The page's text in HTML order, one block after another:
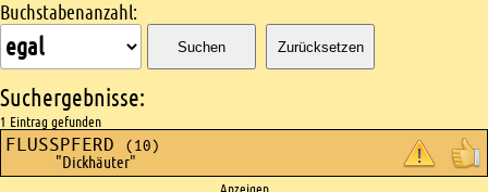
Buchstabenanzahl:
Suchen Zurücksetzen
Suchergebnisse:
1 Eintrag gefunden
FLUSSPFERD (10)
"Dickhäuter"